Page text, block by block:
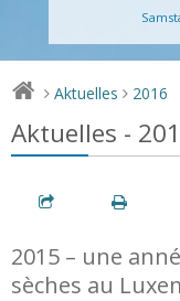
> Aktuelles > 2016
Aktuelles -
2015 – une
sèches au